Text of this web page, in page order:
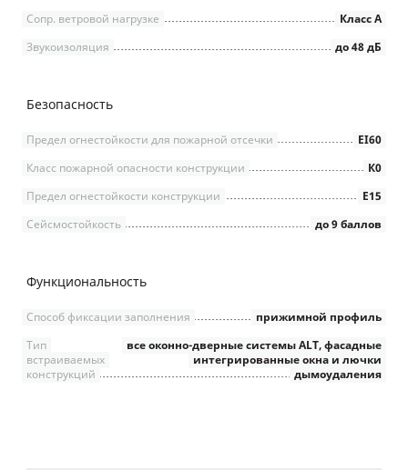
Класс А
Сопр. ветровой нагрузке
до 48 дБ
Звукоизоляция
Безопасность
EI60
Предел огнестойкости для пожарной отсечки
К0
Класс пожарной опасности конструкции
Е15
Предел огнестойкости конструкции
до 9 баллов
Сейсмостойкость
Функциональность
прижимной профиль
Способ фиксации заполнения
все оконно-дверные системы ALT, фасадные
интегрированные окна и лючки
дымоудаления
Тип
встраиваемых
конструкций